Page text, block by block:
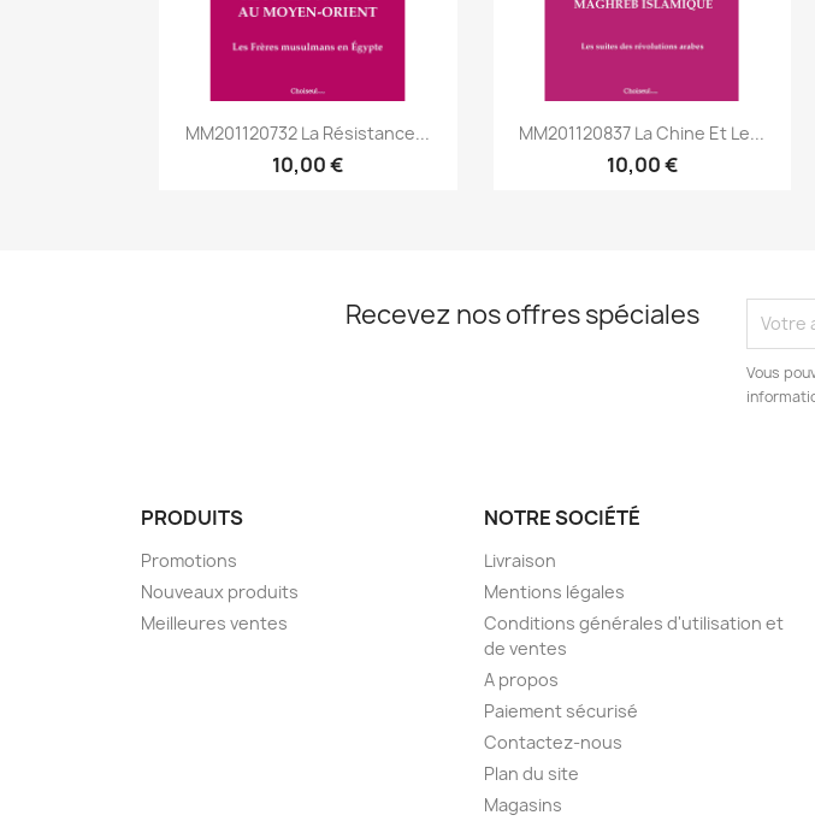
Aperçu rapide
MM201120732 La Résistance...
10,00 €
Aperçu rapide
MM201120837 La Chine Et Le...
10,00 €
Recevez nos offres spéciales
Vous
PRODUITS
Promotions
Nouveaux produits
Meilleures ventes
NOTRE SOCIÉTÉ
Livraison
Mentions légales
Conditions générales d'utilisation et
de ventes
A propos
Paiement sécurisé
Contactez-nous
Plan du site
Magasins